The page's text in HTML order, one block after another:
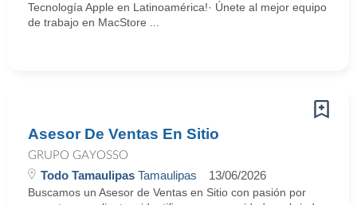
Tecnología Apple en Latinoamérica!· Únete al mejor equipo
de trabajo en MacStore ...
Asesor De Ventas En Sitio
GRUPO GAYOSSO
Todo Tamaulipas Tamaulipas 13/06/2026
Buscamos un Asesor de Ventas en Sitio con pasión por